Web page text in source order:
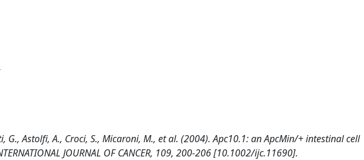
G., Astolfi, A., Croci, S., Micaroni, M., et al. (2004). Apc10.1: an ApcMin/+ intestinal cell
JOURNAL OF CANCER, 109, 200-206 [10.1002/ijc.11690].